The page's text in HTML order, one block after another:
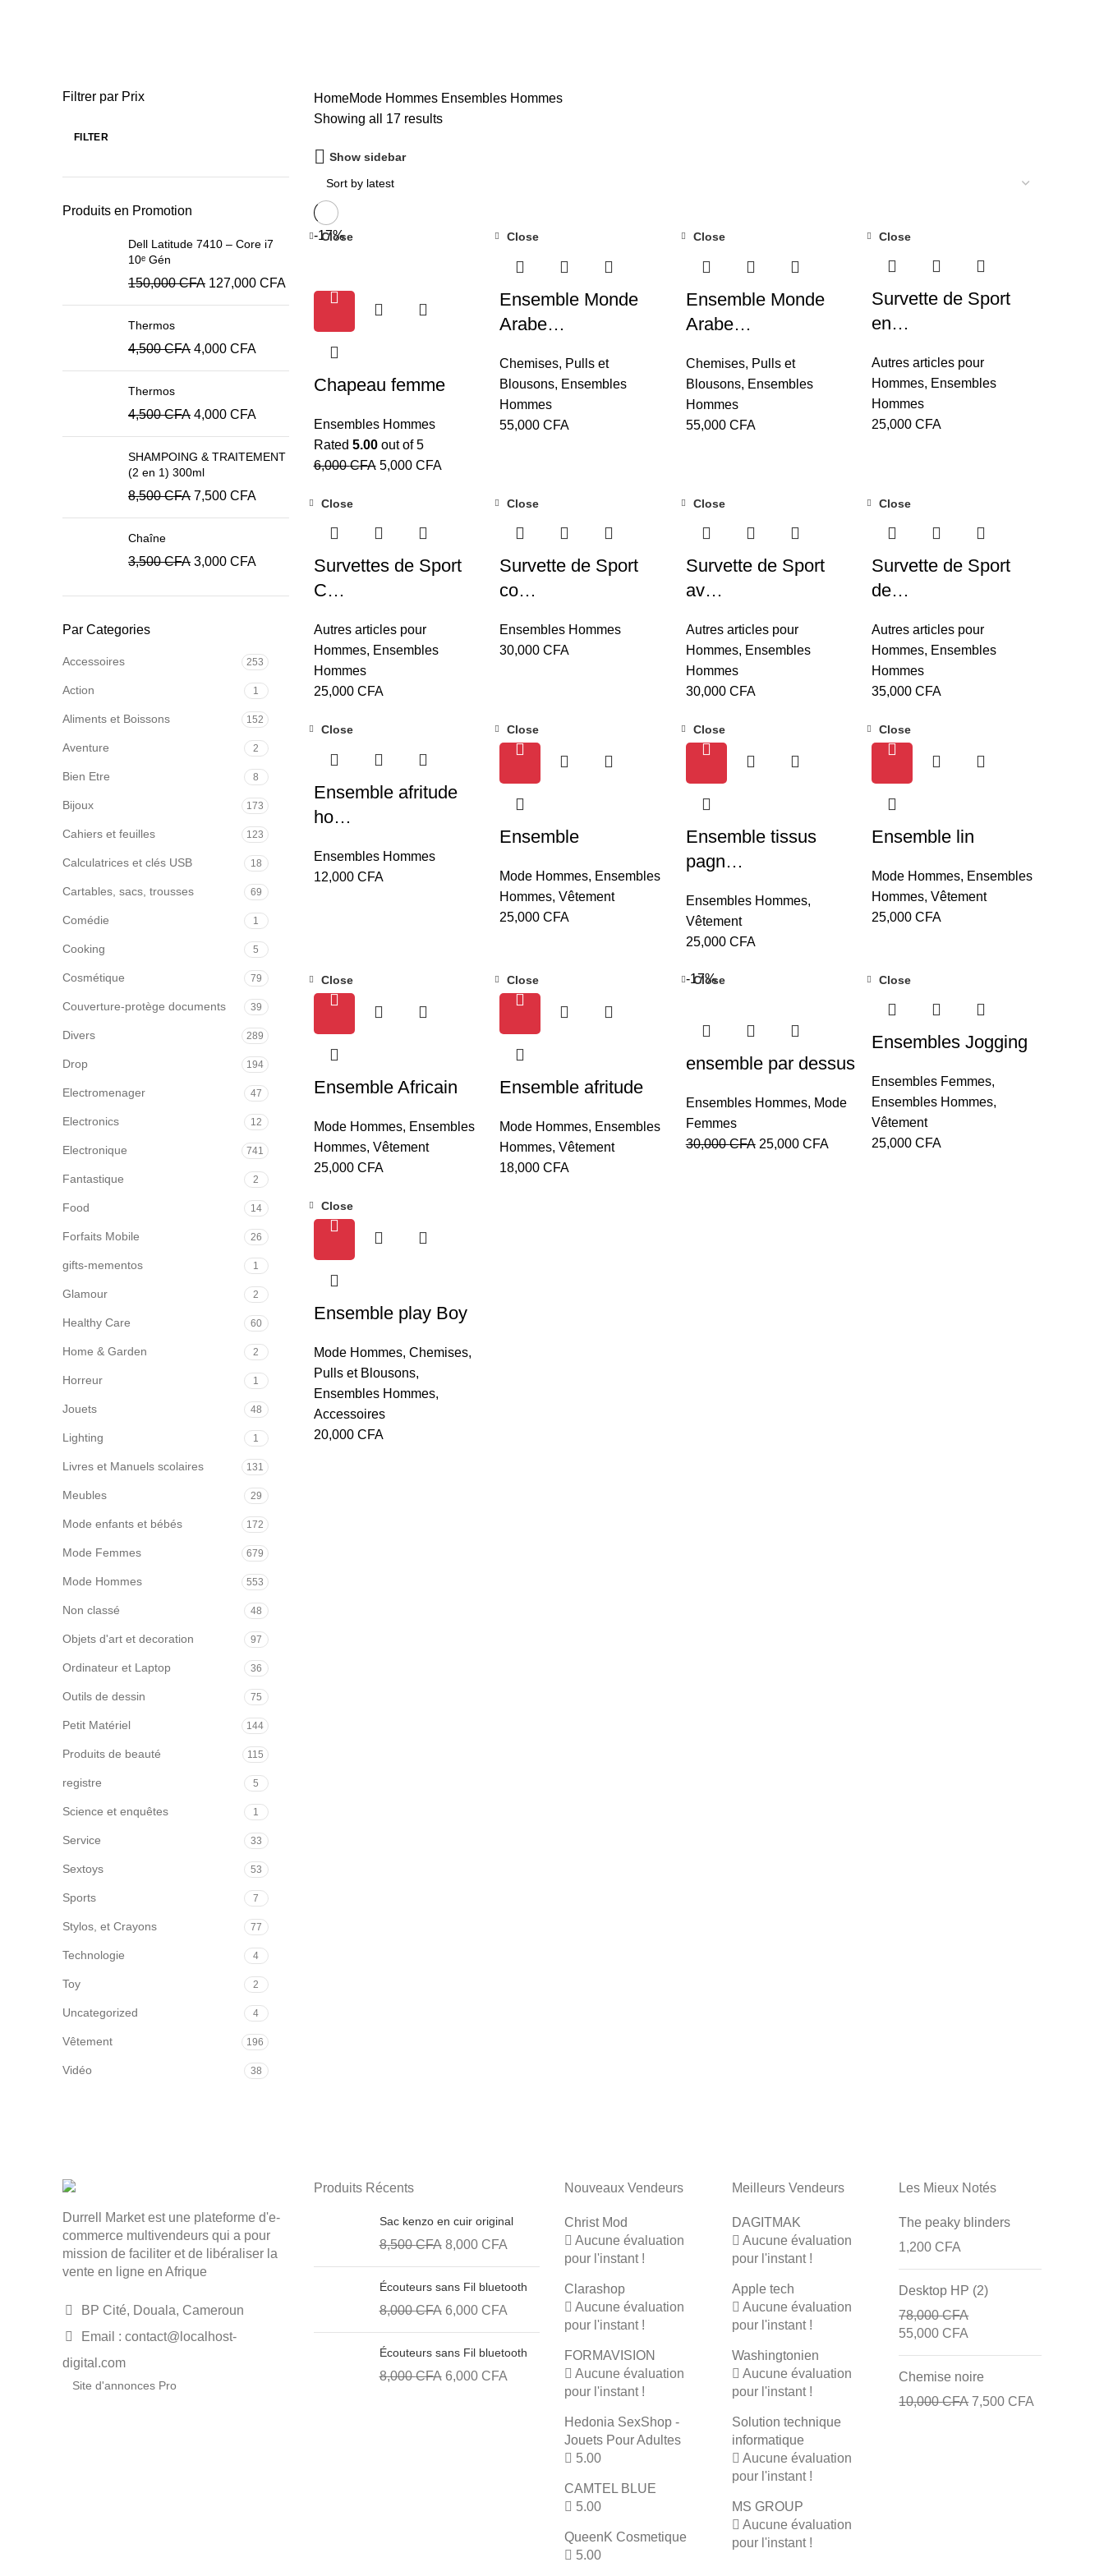
Filtrer par Prix
FILTER
Produits en Promotion
Dell Latitude 7410 – Core i7
10ᵉ Gén
150,000CFA 127,000 CFA
Thermos
4,500CFA 4,000 CFA
Thermos
4,500CFA 4,000 CFA
SHAMPOING & TRAITEMENT
(2 en 1) 300ml
8,500CFA 7,500 CFA
Chaîne
3,500CFA 3,000 CFA
Par Categories
Accessoires 253
Action 1
Aliments et Boissons 152
Aventure 2
Bien Etre 8
Bijoux 173
Cahiers et feuilles 123
Calculatrices et clés USB 18
Cartables, sacs, trousses 69
Comédie 1
Cooking 5
Cosmétique 79
Couverture-protège documents 39
Divers 289
Drop 194
Electromenager 47
Electronics 12
Electronique 741
Fantastique 2
Food 14
Forfaits Mobile 26
gifts-mementos 1
Glamour 2
Healthy Care 60
Home & Garden 2
Horreur 1
Jouets 48
Lighting 1
Livres et Manuels scolaires 131
Meubles 29
Mode enfants et bébés 172
Mode Femmes 679
Mode Hommes 553
Non classé 48
Objets d'art et decoration 97
Ordinateur et Laptop 36
Outils de dessin 75
Petit Matériel 144
Produits de beauté 115
registre 5
Science et enquêtes 1
Service 33
Sextoys 53
Sports 7
Stylos, et Crayons 77
Technologie 4
Toy 2
Uncategorized 4
Vêtement 196
Vidéo 38
HomeMode HommesEnsembles Hommes
Showing all 17 results
Show sidebar
-17%
Close
Chapeau femme
Ensembles Hommes
Rated 5.00out of 5
6,000CFA 5,000 CFA
Close
Ensemble Monde
Arabe…
Chemises, Pulls et
Blousons, Ensembles
Hommes
55,000CFA
Close
Ensemble Monde
Arabe…
Chemises, Pulls et
Blousons, Ensembles
Hommes
55,000 CFA
Close
Survette de Sport
en…
Autres articles pour
Hommes, Ensembles
Hommes
25,000CFA
Close
Survettes de Sport
C…
Autres articles pour
Hommes, Ensembles
Hommes
25,000 CFA
Close
Survette de Sport
co…
Ensembles Hommes
30,000CFA
Close
Survette de Sport
av…
Autres articles pour
Hommes, Ensembles
Hommes
30,000 CFA
Close
Survette de Sport
de…
Autres articles pour
Hommes, Ensembles
Hommes
35,000CFA
Close
Ensemble afritude
ho…
Ensembles Hommes
12,000 CFA
Close
Ensemble
Mode Hommes, Ensembles
Hommes,Vêtement
25,000CFA
Close
Ensemble tissus
pagn…
Ensembles Hommes,
Vêtement
25,000 CFA
Close
Ensemble lin
Mode Hommes, Ensembles
Hommes,Vêtement
25,000CFA
Close
Ensemble Africain
Mode Hommes, Ensembles
Hommes, Vêtement
25,000 CFA
Close
Ensemble afritude
Mode Hommes, Ensembles
Hommes,Vêtement
18,000CFA
-17%
Close
ensemble par dessus
Ensembles Hommes, Mode
Femmes
30,000CFA 25,000 CFA
Close
Ensembles Jogging
Ensembles Femmes,
Ensembles Hommes,
Vêtement
25,000CFA
Close
Ensemble play Boy
Mode Hommes, Chemises,
Pulls et Blousons,
Ensembles Hommes,
Accessoires
20,000 CFA
Durrell Market est une plateforme d'e-
commerce multivendeurs qui a pour
mission de faciliter et de libéraliser la
vente en ligne en Afrique
BP Cité, Douala, Cameroun
Email : contact@localhost-
digital.com
Site d'annonces Pro
Produits Récents
Sac kenzo en cuir original
8,500CFA 8,000 CFA
Écouteurs sans Fil bluetooth
8,000CFA 6,000 CFA
Écouteurs sans Fil bluetooth
8,000CFA 6,000 CFA
Nouveaux Vendeurs
Christ Mod
Aucune évaluation
pour l'instant !
Clarashop
Aucune évaluation
pour l'instant !
FORMAVISION
Aucune évaluation
pour l'instant !
Hedonia SexShop -
Jouets Pour Adultes
5.00
CAMTEL BLUE
5.00
QueenK Cosmetique
5.00
Meilleurs Vendeurs
DAGITMAK
Aucune évaluation
pour l'instant !
Apple tech
Aucune évaluation
pour l'instant !
Washingtonien
Aucune évaluation
pour l'instant !
Solution technique
informatique
Aucune évaluation
pour l'instant !
MS GROUP
Aucune évaluation
pour l'instant !
Les Mieux Notés
The peaky blinders
1,200 CFA
Desktop HP (2)
78,000CFA
55,000 CFA
Chemise noire
10,000CFA 7,500 CFA